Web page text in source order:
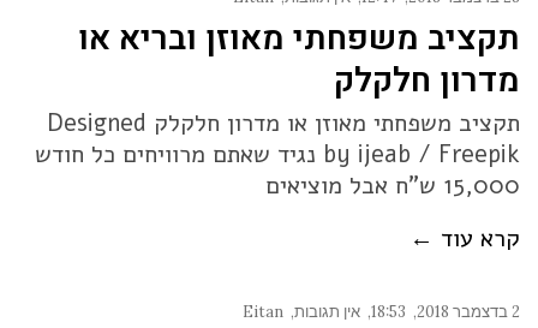
תקציב משפחתי מאוזן ובריא או
מדרון חלקלק
תקציב משפחתי מאוזן או מדרון חלקלק Designed
by ijeab / Freepik נגיד שאתם מרוויחים כל חודש
15,000 ש"ח אבל מוציאים
קרא עוד ←
2 בדצמבר 2018 18:53 אין תגובות Eitan